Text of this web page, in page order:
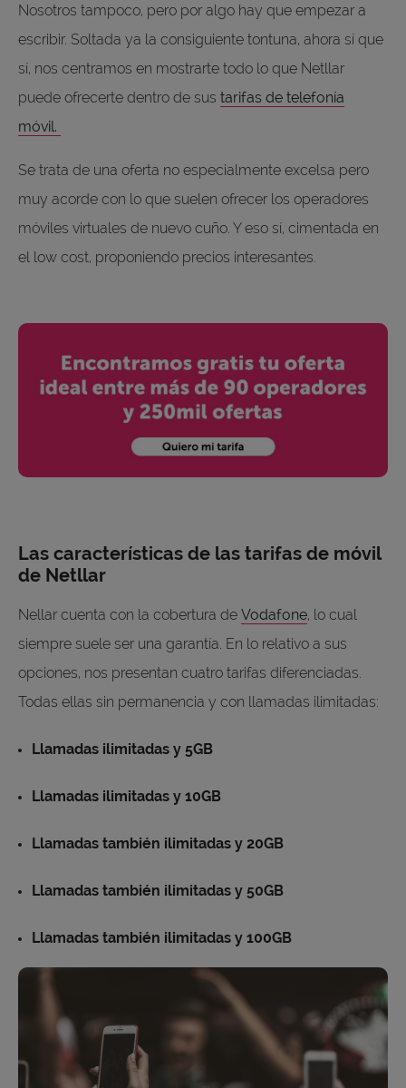
Nosotros tampoco, pero por algo hay que empezar a
escribir. Soltada ya la consiguiente tontuna, ahora sí que
sí, nos centramos en mostrarte todo lo que Netllar
puede ofrecerte dentro de sus tarifas de telefonía
móvil.
Se trata de una oferta no especialmente excelsa pero
muy acorde con lo que suelen ofrecer los operadores
móviles virtuales de nuevo cuño. Y eso sí, cimentada en
el low cost, proponiendo precios interesantes.
Las características de las tarifas de móvil
de Netllar
Nellar cuenta con la cobertura de Vodafone, lo cual
siempre suele ser una garantía. En lo relativo a sus
opciones, nos presentan cuatro tarifas diferenciadas.
Todas ellas sin permanencia y con llamadas ilimitadas:
Llamadas ilimitadas y 5GB
Llamadas ilimitadas y 10GB
Llamadas también ilimitadas y 20GB
Llamadas también ilimitadas y 50GB
Llamadas también ilimitadas y 100GB